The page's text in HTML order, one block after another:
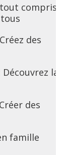
compris :
des
la
des
famille